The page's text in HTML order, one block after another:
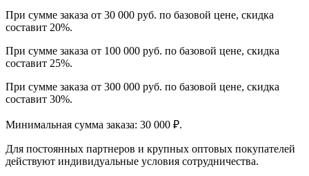
При сумме заказа от 30 000 руб. по базовой цене, скидка
составит 20%.
При сумме заказа от 100 000 руб. по базовой цене, скидка
составит 25%.
При сумме заказа от 300 000 руб. по базовой цене, скидка
составит 30%.
Минимальная сумма заказа: 30 000 ₽.
Для постоянных партнеров и крупных оптовых покупателей
действуют индивидуальные условия сотрудничества.